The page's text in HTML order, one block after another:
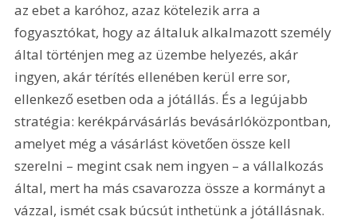
az ebet a karóhoz, azaz kötelezik arra a
fogyasztókat, hogy az általuk alkalmazott személy
által történjen meg az üzembe helyezés, akár
ingyen, akár térítés ellenében kerül erre sor,
ellenkező esetben oda a jótállás. És a legújabb
stratégia: kerékpárvásárlás bevásárlóközpontban,
amelyet még a vásárlást követően össze kell
szerelni – megint csak nem ingyen – a vállalkozás
által, mert ha más csavarozza össze a kormányt a
vázzal, ismét csak búcsút inthetünk a jótállásnak.